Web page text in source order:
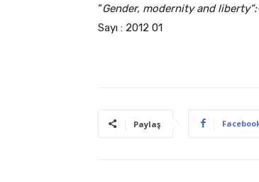
“Gender, modernity and
Sayı : 2012 01
Paylaş